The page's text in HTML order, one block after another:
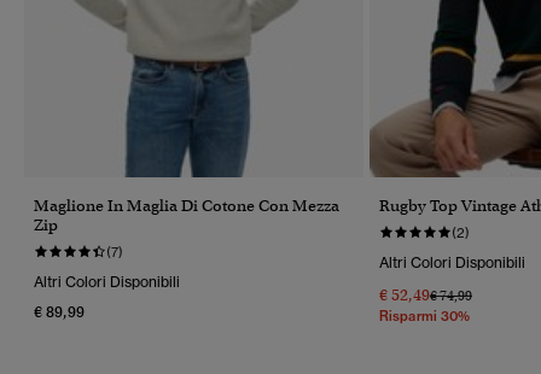
Maglione In Maglia Di Cotone Con Mezza
Zip
(7)
Altri Colori Disponibili
€ 89,99
Rugby Top Vintage
(2)
Altri Colori Disponibili
€ 52,49Prezzo Ridotto Da
€ 74,99A
Risparmi 30%